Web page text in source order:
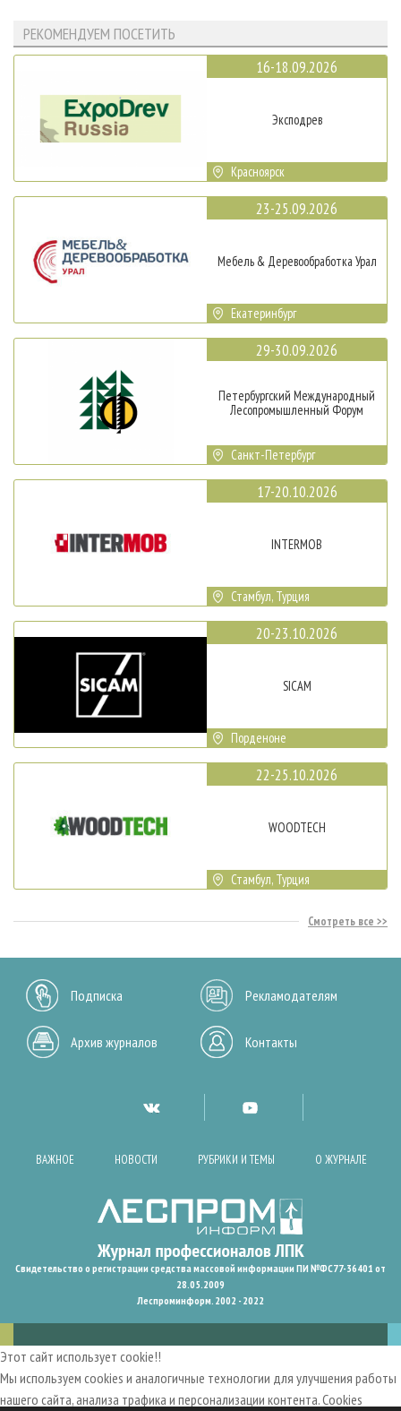
РЕКОМЕНДУЕМ ПОСЕТИТЬ
16-18.09.2026
Эксподрев
Красноярск
23-25.09.2026
Мебель & Деревообработка Урал
Екатеринбург
29-30.09.2026
Петербургский Международный
Лесопромышленный Форум
Санкт-Петербург
17-20.10.2026
INTERMOB
Стамбул, Турция
20-23.10.2026
SICAM
Порденоне
22-25.10.2026
WOODTECH
Стамбул, Турция
Смотреть все
Подписка Рекламодателям
Архив журналов Контакты
ВАЖНОЕ НОВОСТИ РУБРИКИ И ТЕМЫ О ЖУРНАЛЕ
Свидетельство о регистрации средства массовой информации ПИ №ФС77-36401 от
28.05.2009
Леспроминформ. 2002 - 2022
Этот сайт использует cookie!!
Мы используем cookies и аналогичные технологии для улучшения работы
нашего сайта, анализа трафика и персонализации контента. Cookies